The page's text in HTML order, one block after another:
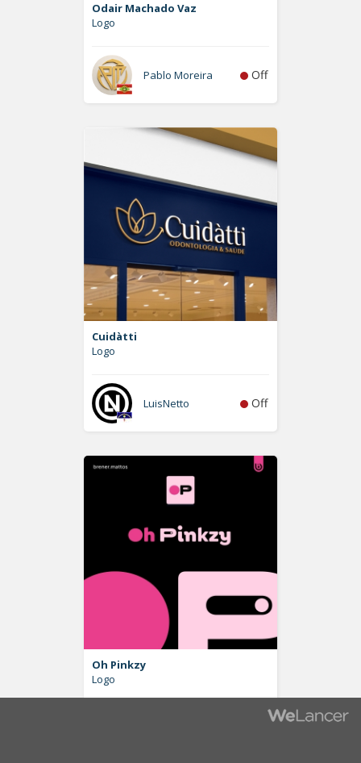
Odair Machado Vaz
Logo
Pablo Moreira Off
Cuidàtti
Logo
LuisNetto Off
Oh Pinkzy
Logo